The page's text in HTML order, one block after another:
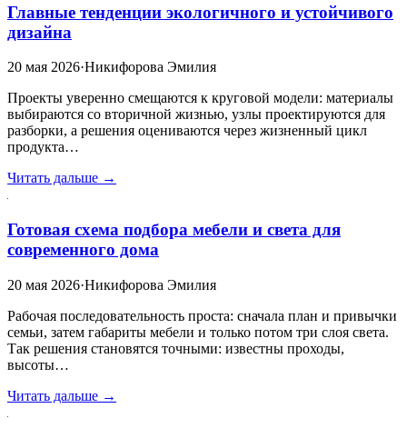
Главные тенденции экологичного и устойчивого
дизайна
20 мая 2026·Никифорова Эмилия
Проекты уверенно смещаются к круговой модели: материалы
выбираются со вторичной жизнью, узлы проектируются для
разборки, а решения оцениваются через жизненный цикл
продукта…
Читать дальше →
Готовая схема подбора мебели и света для
современного дома
20 мая 2026·Никифорова Эмилия
Рабочая последовательность проста: сначала план и привычки
семьи, затем габариты мебели и только потом три слоя света.
Так решения становятся точными: известны проходы,
высоты…
Читать дальше →